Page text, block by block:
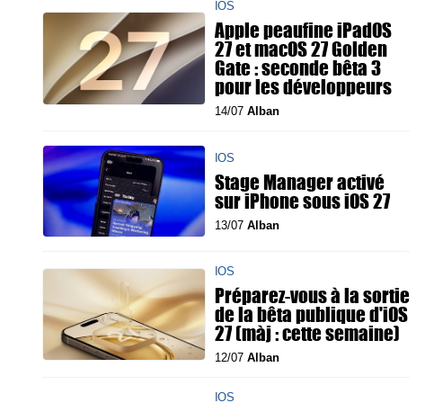
IOS
Apple peaufine iPadOS
27 et macOS 27 Golden
Gate : seconde bêta 3
pour les développeurs
14/07 Alban
IOS
Stage Manager activé
sur iPhone sous iOS 27
13/07 Alban
IOS
Préparez-vous à la sortie
de la bêta publique d'iOS
27 (màj : cette semaine)
12/07 Alban
IOS